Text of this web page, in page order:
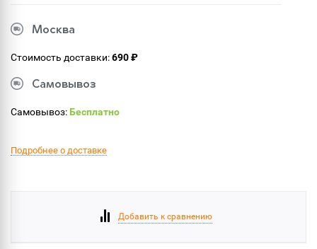
Москва
Стоимость доставки:690 ₽
Самовывоз
Самовывоз:Бесплатно
Подробнее о доставке
Добавить к сравнению